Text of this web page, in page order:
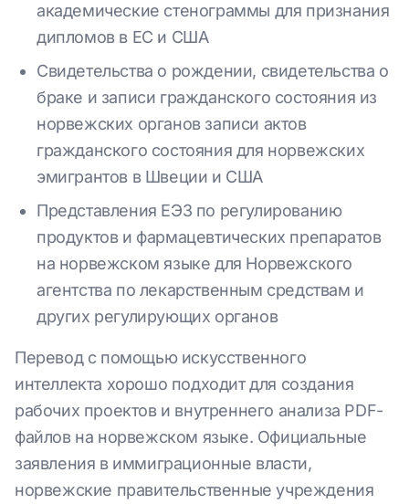
академические стенограммы для признания
дипломов в ЕС и США
Свидетельства о рождении, свидетельства о
браке и записи гражданского состояния из
норвежских органов записи актов
гражданского состояния для норвежских
эмигрантов в Швеции и США
Представления ЕЭЗ по регулированию
продуктов и фармацевтических препаратов
на норвежском языке для Норвежского
агентства по лекарственным средствам и
других регулирующих органов
Перевод с помощью искусственного
интеллекта хорошо подходит для создания
рабочих проектов и внутреннего анализа PDF-
файлов на норвежском языке. Официальные
заявления в иммиграционные власти,
норвежские правительственные учреждения